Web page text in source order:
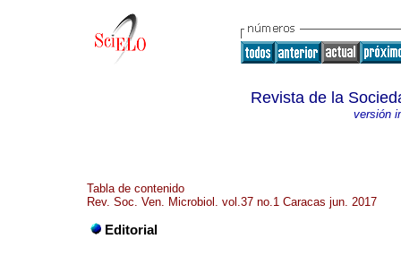
Revista de la
versión
Tabla de contenido
Rev. Soc. Ven. Microbiol. vol.37 no.1 Caracas jun. 2017
Editorial